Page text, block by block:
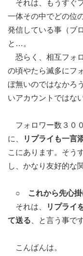
それは、もうすぐ
一体その中でどの位
発信している事（ブ
と…。
恐らく、相互フォ
の頃やたら滅多にフ
ぼ無いのではなかろ
いアカウントではな
フォロワー数３０
に、
リプライも一言
こにあります。そう
し、かなり友好的な
○
これから先心
それは、
リプライ
て送る 、と言う事で
こんばんは。